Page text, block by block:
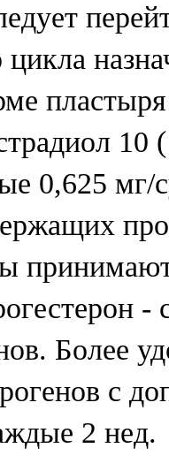
10
0,625 мг/
-
Более
с
2 нед.